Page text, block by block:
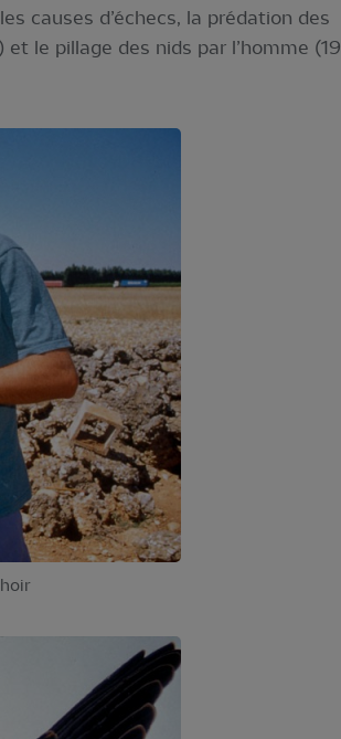
causes d’échecs, la prédation des
le pillage des nids par l’homme (19